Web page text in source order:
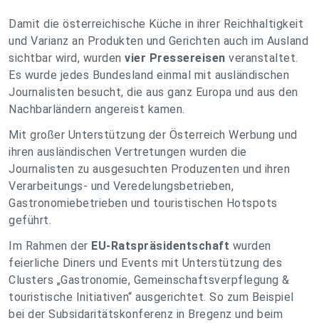
Damit die österreichische Küche in ihrer Reichhaltigkeit
und Varianz an Produkten und Gerichten auch im Ausland
sichtbar wird, wurden vier Pressereisen veranstaltet.
Es wurde jedes Bundesland einmal mit ausländischen
Journalisten besucht, die aus ganz Europa und aus den
Nachbarländern angereist kamen.
Mit großer Unterstützung der Österreich Werbung und
ihren ausländischen Vertretungen wurden die
Journalisten zu ausgesuchten Produzenten und ihren
Verarbeitungs- und Veredelungsbetrieben,
Gastronomiebetrieben und touristischen Hotspots
geführt.
Im Rahmen der EU-Ratspräsidentschaft wurden
feierliche Diners und Events mit Unterstützung des
Clusters „Gastronomie, Gemeinschaftsverpflegung &
touristische Initiativen“ ausgerichtet. So zum Beispiel
bei der Subsidaritätskonferenz in Bregenz und beim